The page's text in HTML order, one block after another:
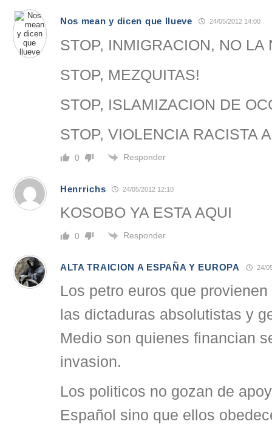
Nos mean y dicen que llueve 24/05/2012 14:00
STOP, INMIGRACION, NO LA
STOP, MEZQUITAS!
STOP, ISLAMIZACION DE
STOP, VIOLENCIA RACISTA
0 Responder
Henrrichs 24/05/2012 12:10
KOSOBO YA ESTA AQUI
0 Responder
ALTA TRAICION A ESPAÑA Y EUROPA 24/
Los petro euros que
las dictaduras absolutistas y
Medio son quienes financian
invasion.
Los politicos no gozan de
Español sino que ellos